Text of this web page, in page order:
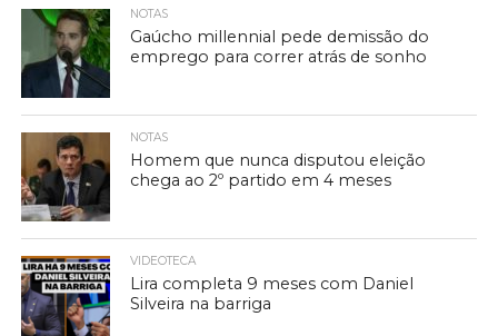
NOTAS
Gaúcho millennial pede demissão do
emprego para correr atrás de sonho
NOTAS
Homem que nunca disputou eleição
chega ao 2º partido em 4 meses
VIDEOTECA
Lira completa 9 meses com Daniel
Silveira na barriga